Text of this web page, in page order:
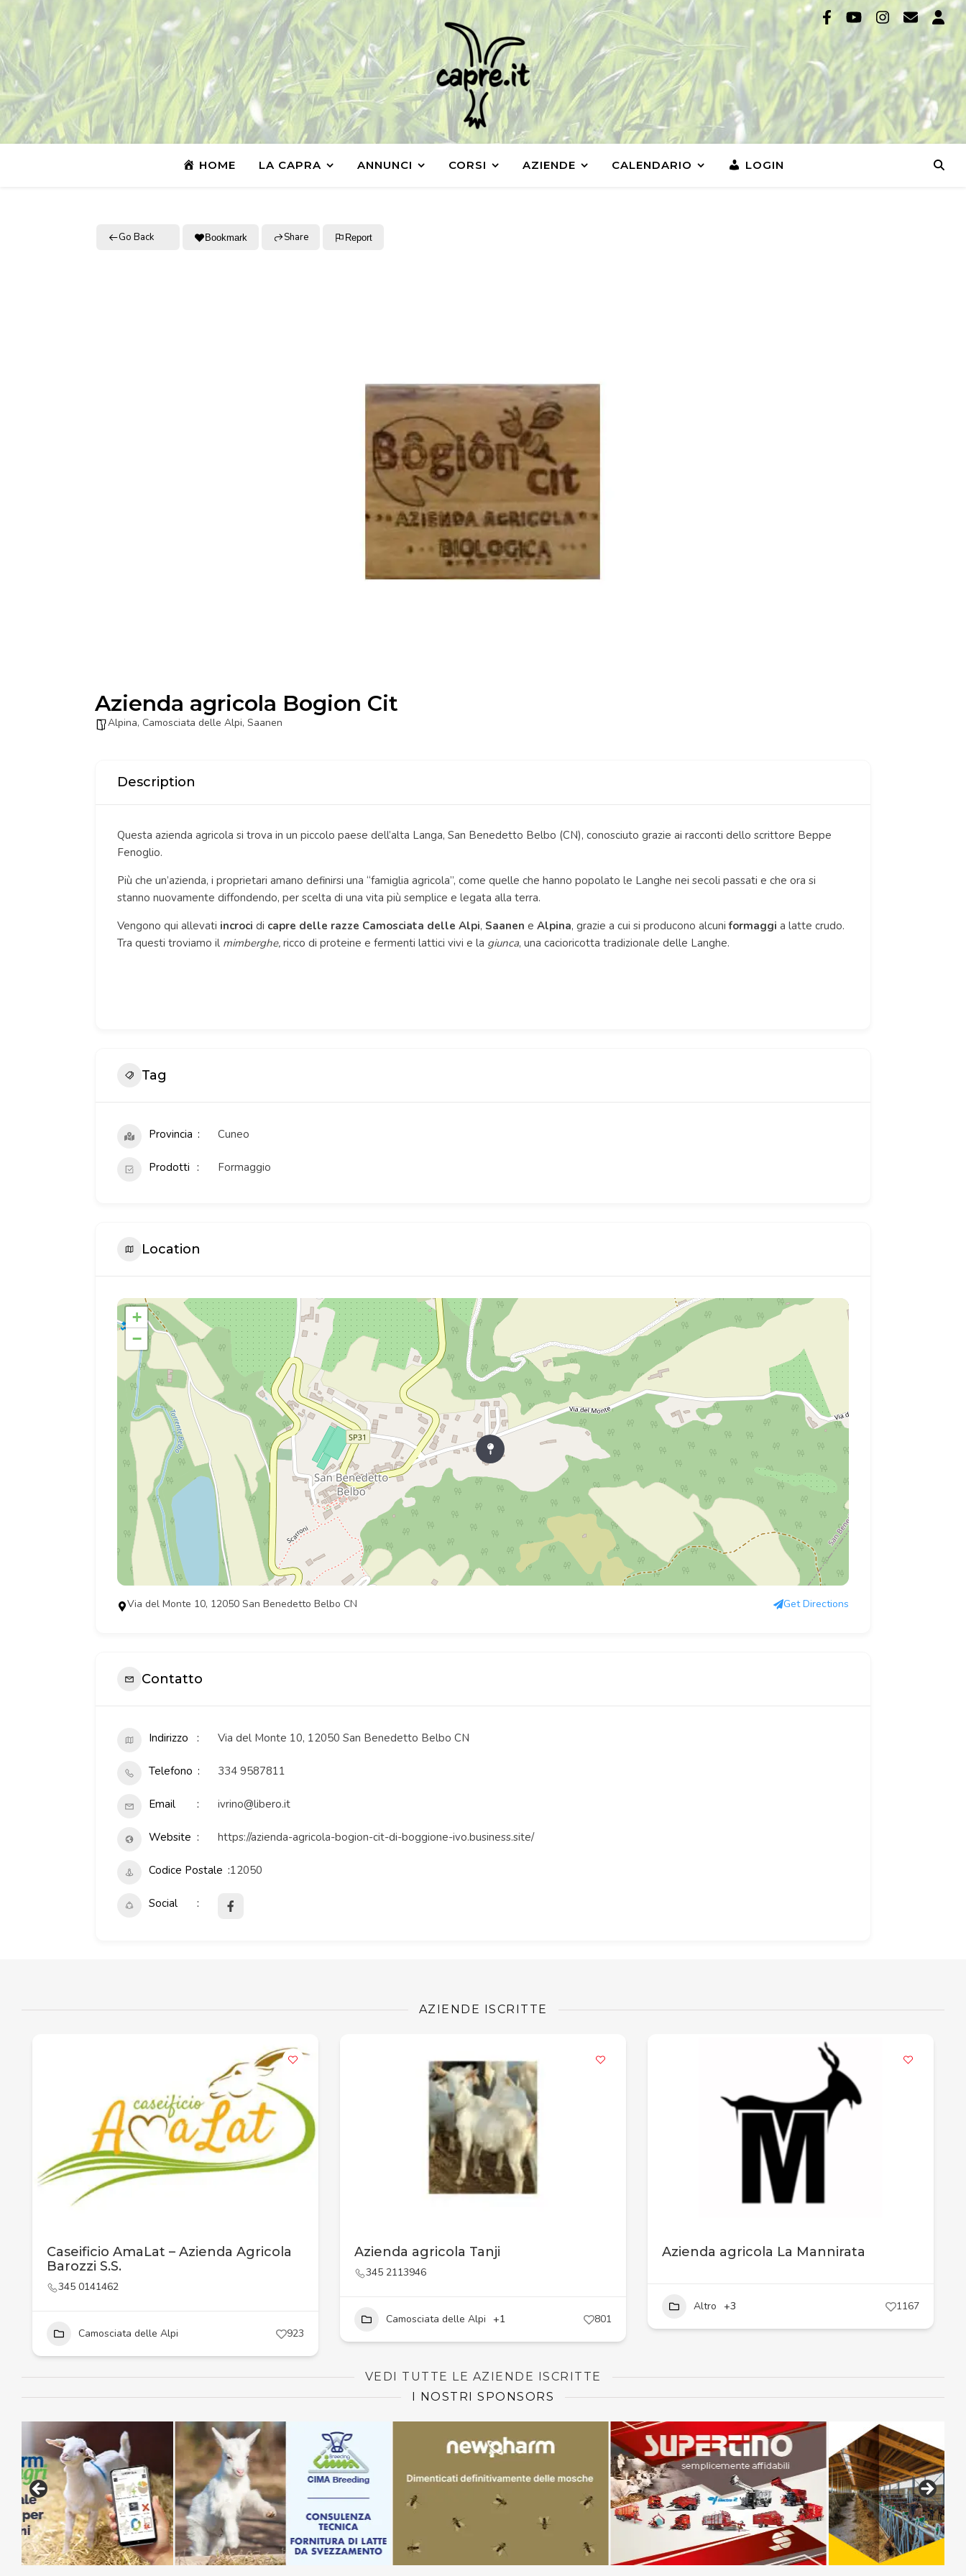
HOME LA CAPRA ANNUNCI CORSI AZIENDE CALENDARIO LOGIN
Go Back Bookmark Share Report
Azienda agricola Bogion Cit
Alpina, Camosciata delle Alpi, Saanen
Description
Questa azienda agricola si trova in un piccolo paese dell’alta Langa, San Benedetto Belbo (CN), conosciuto grazie ai racconti dello scrittore Beppe
Fenoglio.
Più che un’azienda, i proprietari amano definirsi una “famiglia agricola”, come quelle che hanno popolato le Langhe nei secoli passati e che ora si
stanno nuovamente diffondendo, per scelta di una vita più semplice e legata alla terra.
Vengono qui allevati incroci di capre delle razze Camosciata delle Alpi, Saanen e Alpina, grazie a cui si producono alcuniformaggi a latte crudo.
Tra questi troviamo il mimberghe, ricco di proteine e fermenti lattici vivi e la giunca, una cacioricotta tradizionale delle Langhe.
Tag
Provincia Cuneo
Prodotti Formaggio
Location
+
−
Via del Monte 10, 12050 San Benedetto Belbo CN Get Directions
Contatto
Indirizzo Via del Monte 10, 12050 San Benedetto Belbo CN
Telefono 334 9587811
Email ivrino@libero.it
Website https://azienda-agricola-bogion-cit-di-boggione-ivo.business.site/
Codice Postale 12050
Social
AZIENDE ISCRITTE
Caseificio AmaLat – Azienda Agricola
Barozzi S.S.
345 0141462
Camosciata delle Alpi 923
Azienda agricola Tanji
345 2113946
Camosciata delle Alpi +1 801
Azienda agricola La Mannirata
Altro +3 1167
VEDI TUTTE LE AZIENDE ISCRITTE
I NOSTRI SPONSORS